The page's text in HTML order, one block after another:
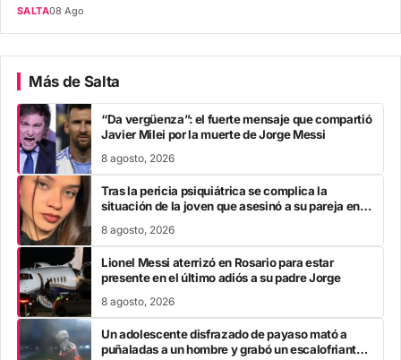
SALTA08 Ago
Más de Salta
“Da vergüenza”: el fuerte mensaje que compartió
Javier Milei por la muerte de Jorge Messi
8 agosto, 2026
Tras la pericia psiquiátrica se complica la
situación de la joven que asesinó a su pareja en el
8 agosto, 2026
Lionel Messi aterrizó en Rosario para estar
presente en el último adiós a su padre Jorge
8 agosto, 2026
Un adolescente disfrazado de payaso mató a
puñaladas a un hombre y grabó un escalofriante